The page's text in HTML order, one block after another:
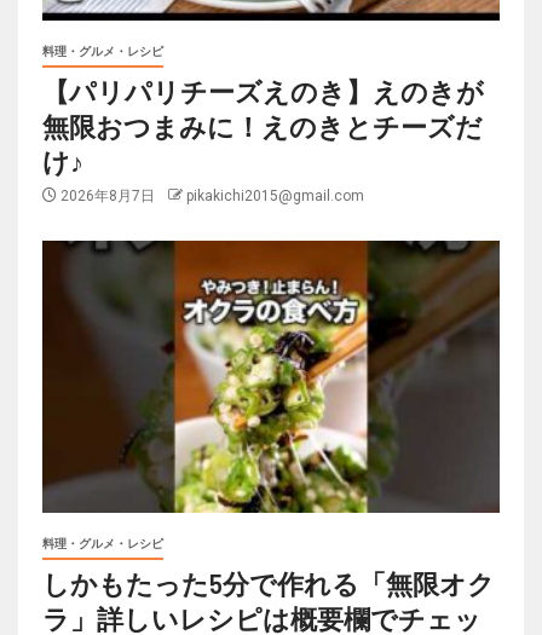
料理・グルメ・レシピ
【パリパリチーズえのき】えのきが
無限おつまみに！えのきとチーズだ
け♪
2026年8月7日 pikakichi2015@gmail.com
料理・グルメ・レシピ
しかもたった5分で作れる「無限オク
ラ」詳しいレシピは概要欄でチェッ